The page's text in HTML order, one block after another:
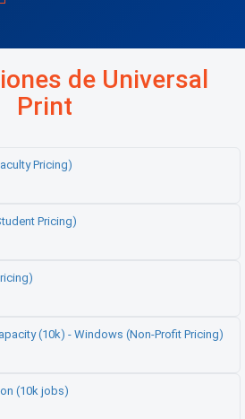
de Universal
Print
Pricing)
Pricing)
(10k) - Windows (Non-Profit Pricing)
(10k jobs)